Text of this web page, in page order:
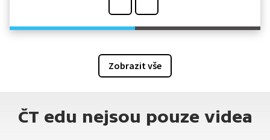
Zobrazit vše
ČT edu nejsou pouze videa